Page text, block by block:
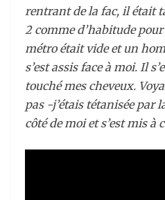
rentrant de la fac, il était
2 comme d’habitude
métro était vide et un
s’est assis face à moi. Il
touché mes cheveux.
pas -j’étais tétanisée par
côté de moi et s’est mis à